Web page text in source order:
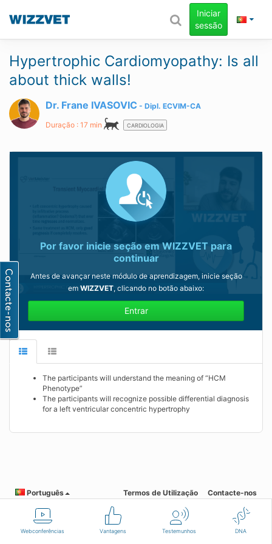
Webconferências Vantagens Testemunhos DNA
Iniciar
sessão
Hypertrophic Cardiomyopathy: Is all
about thick walls!
Dr. Frane IVASOVIC Dipl. ECVIM-CA
Duração : 17 min CARDIOLOGIA
Por favor inicie seção emWIZZVET para
continuar
Antes de avançar neste módulo de aprendizagem, inicie seção
em WIZZVET, clicando no botão abaixo:
Entrar
The participants will understand the meaning of “HCM
Phenotype”
The participants will recognize possible differential diagnosis
for a left ventricular concentric hypertrophy
Português Termos de Utilização Contacte-nos